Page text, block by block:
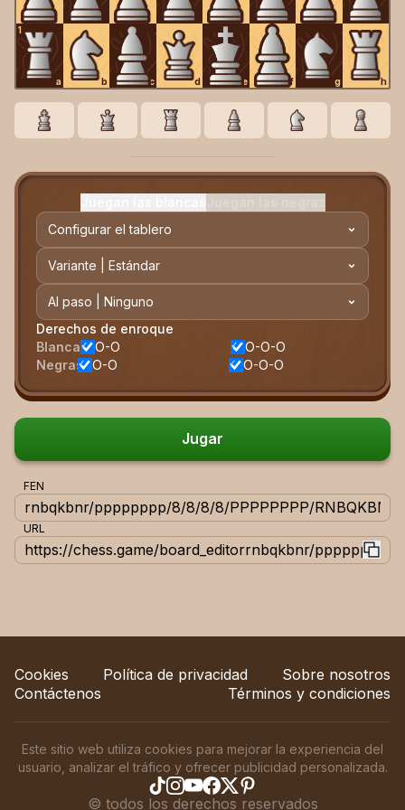
1
a b c d e f g h
Configurar el tablero
Variante | Estándar
Al paso | Ninguno
Derechos de enroque
Blancas O-O
O-O-O
Negras O-O O-O-O
Jugar
FEN
URL
https://chess.game/board_editorrnbqkbnr/pppppppp/
Cookies Política de privacidad
Sobre nosotros
Contáctenos
Términos y condiciones
Este sitio web utiliza cookies para mejorar la experiencia del
usuario, analizar el tráfico y ofrecer publicidad personalizada.
© todos los derechos reservados